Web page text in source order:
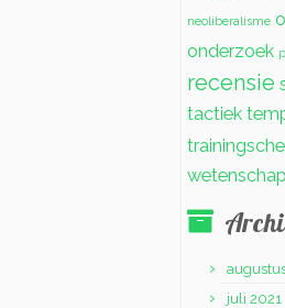
neoliberalisme
onderzoek
recensie
tactiek
juli 2021